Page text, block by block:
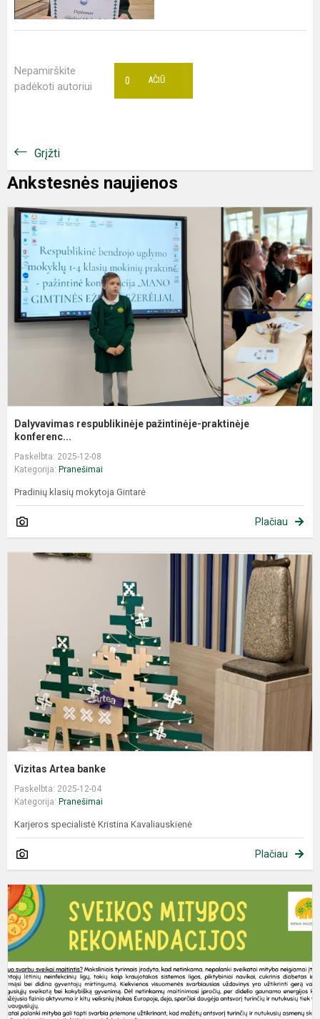
Nepamirškite
padėkoti autoriui
AČIŪ
0
Grįžti
Ankstesnės naujienos
Dalyvavimas respublikinėje pažintinėje-praktinėje
konferenc...
Paskelbta: 2025-12-08
Kategorija: Pranešimai
Pradinių klasių mokytoja Gintarė
Plačiau
Vizitas Artea banke
Paskelbta: 2025-12-04
Kategorija: Pranešimai
Karjeros specialistė Kristina Kavaliauskienė
Plačiau